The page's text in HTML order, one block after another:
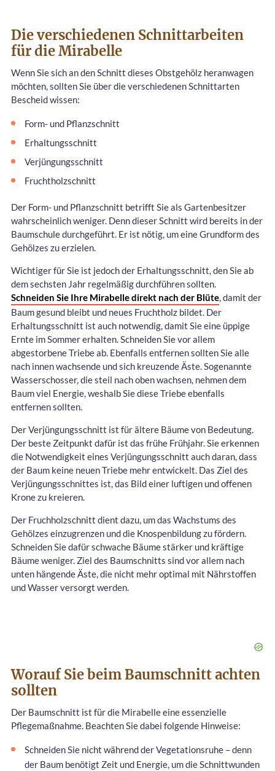
Die verschiedenen Schnittarbeiten
für die Mirabelle
Wenn Sie sich an den Schnitt dieses Obstgehölz heranwagen
möchten, sollten Sie über die verschiedenen Schnittarten
Bescheid wissen:
Form- und Pflanzschnitt
Erhaltungsschnitt
Verjüngungsschnitt
Fruchtholzschnitt
Der Form- und Pflanzschnitt betrifft Sie als Gartenbesitzer
wahrscheinlich weniger. Denn dieser Schnitt wird bereits in der
Baumschule durchgeführt. Er ist nötig, um eine Grundform des
Gehölzes zu erzielen.
Wichtiger für Sie ist jedoch der Erhaltungsschnitt, den Sie ab
dem sechsten Jahr regelmäßig durchführen sollten.
Schneiden Sie Ihre Mirabelle direkt nach der Blüte , damit der
Baum gesund bleibt und neues Fruchtholz bildet. Der
Erhaltungsschnitt ist auch notwendig, damit Sie eine üppige
Ernte im Sommer erhalten. Schneiden Sie vor allem
abgestorbene Triebe ab. Ebenfalls entfernen sollten Sie alle
nach innen wachsende und sich kreuzende Äste. Sogenannte
Wasserschosser, die steil nach oben wachsen, nehmen dem
Baum viel Energie, weshalb Sie diese Triebe ebenfalls
entfernen sollten.
Der Verjüngungsschnitt ist für ältere Bäume von Bedeutung.
Der beste Zeitpunkt dafür ist das frühe Frühjahr. Sie erkennen
die Notwendigkeit eines Verjüngungsschnitt auch daran, dass
der Baum keine neuen Triebe mehr entwickelt. Das Ziel des
Verjüngungsschnittes ist, das Bild einer luftigen und offenen
Krone zu kreieren.
Der Fruchholzschnitt dient dazu, um das Wachstums des
Gehölzes einzugrenzen und die Knospenbildung zu fördern.
Schneiden Sie dafür schwache Bäume stärker und kräftige
Bäume weniger. Ziel des Baumschnitts sind vor allem nach
unten hängende Äste, die nicht mehr optimal mit Nährstoffen
und Wasser versorgt werden.
Worauf Sie beim Baumschnitt achten
sollten
Der Baumschnitt ist für die Mirabelle eine essenzielle
Pflegemaßnahme. Beachten Sie dabei folgende Hinweise:
Schneiden Sie nicht während der Vegetationsruhe – denn
der Baum benötigt Zeit und Energie, um die Schnittwunden